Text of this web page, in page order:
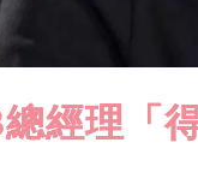
經理「